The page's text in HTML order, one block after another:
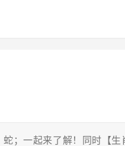
；一起来了解！同时【生